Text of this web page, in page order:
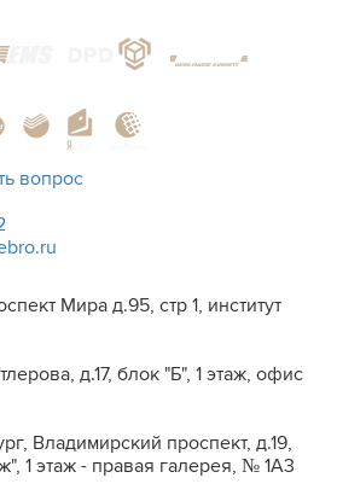
вопрос
Мира д.95, стр 1, институт
д.17, блок "Б", 1 этаж, офис
Владимирский проспект, д.19,
1 этаж - правая галерея, № 1А3